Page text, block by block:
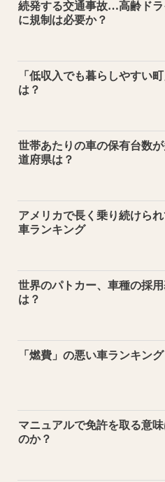
続発する交通事故…高齢ド
に規制は必要か？
「低収入でも暮らしやすい
は？
世帯あたりの車の保有台数
道府県は？
アメリカで長く乗り続けら
車ランキング
世界のパトカー、車種の採
は？
「燃費」の悪い車ランキング
マニュアルで免許を取る意
のか？